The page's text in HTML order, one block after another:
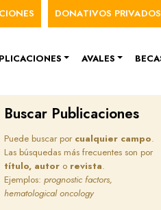
cuenta de
DONATIVOS PRIVADOS
AVALES
Buscar Publicaciones
Puede buscar por cualquier campo.
Las búsquedas más frecuentes son por
título, autor o revista.
Ejemplos:prognostic factors,
hematological oncology